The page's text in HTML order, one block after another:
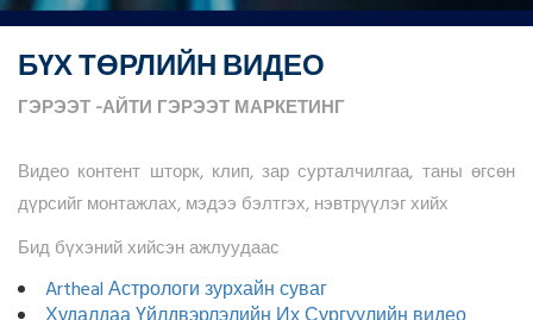
БҮХ ТӨРЛИЙН ВИДЕО
ГЭРЭЭТ -АЙТИ ГЭРЭЭТ МАРКЕТИНГ
Видео контент шторк, клип, зар сурталчилгаа, таны өгсөн
дүрсийг монтажлах, мэдээ бэлтгэх, нэвтрүүлэг хийх
Бид бүхэний хийсэн ажлуудаас
Artheal Астрологи зурхайн суваг